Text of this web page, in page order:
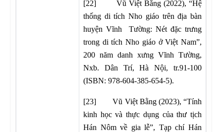
[22] Vũ Việt Bằng (2022), “Hệ
thống di tích Nho giáo trên địa bàn
huyện Vĩnh Tường: Nét đặc trưng
trong di tích Nho giáo ở Việt Nam”,
200 năm danh xưng Vĩnh Tường,
Nxb. Dân Trí, Hà Nội, tr.91-100
(ISBN: 978-604-385-654-5).
[23] Vũ Việt Bằng (2023), “Tính
kinh học và thực dụng của thư tịch
Hán Nôm về gia lễ”, Tạp chí Hán